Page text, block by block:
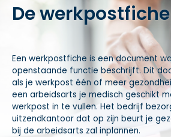
De
Een werkpostfiche is een document
openstaande functie beschrijft. Dit
als je werkpost één of meer
een arbeidsarts je medisch geschikt
werkpost in te vullen. Het bedrijf
uitzendkantoor dat op zijn beurt je
bij de arbeidsarts zal inplannen.